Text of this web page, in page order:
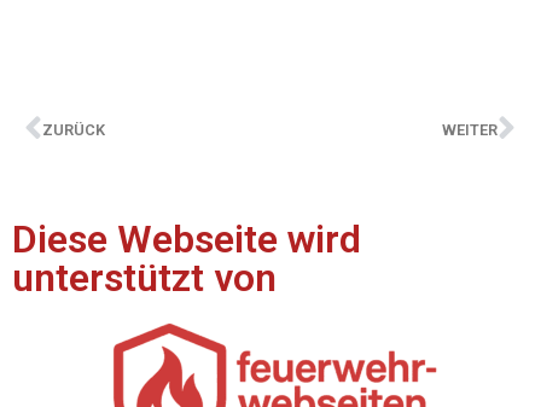
ZURÜCK WEITER
Diese Webseite wird
unterstützt von